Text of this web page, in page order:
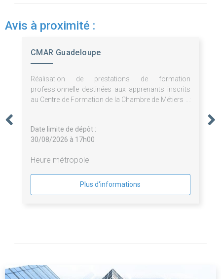
Avis à proximité :
CMAR Guadeloupe
Réalisation de prestations de formation
professionnelle destinées aux apprenants inscrits
au Centre de Formation de la Chambre de Métiers et
Date limite de dépôt :
30/08/2026 à 17h00
Heure métropole
Plus d'informations